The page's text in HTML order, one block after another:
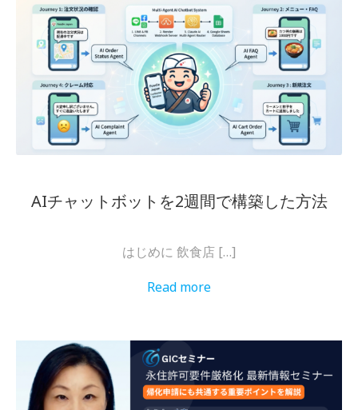
AIチャットボットを2週間で構築した方法
はじめに 飲食店 […]
Read more